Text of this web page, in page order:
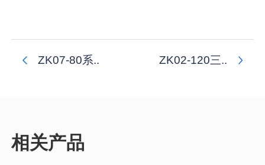
ZK07-80系.. ZK02-120三..
相关产品